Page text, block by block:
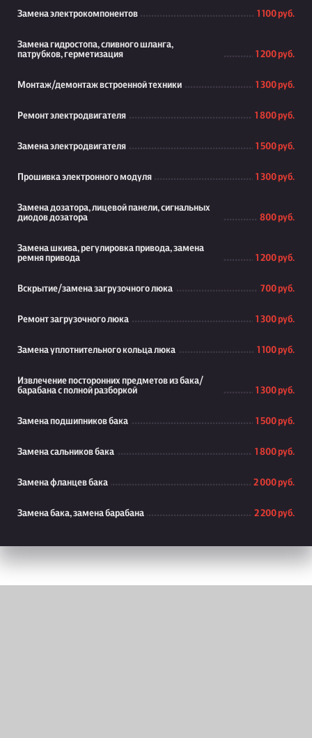
Замена электрокомпонентов 1 100 руб.
Замена гидростопа, сливного шланга,
патрубков, герметизация
1 200 руб.
Монтаж/демонтаж встроенной техники 1 300 руб.
Ремонт электродвигателя 1 800 руб.
Замена электродвигателя 1 500 руб.
Прошивка электронного модуля 1 300 руб.
Замена дозатора, лицевой панели, сигнальных
диодов дозатора
800 руб.
Замена шкива, регулировка привода, замена
ремня привода
1 200 руб.
Вскрытие/замена загрузочного люка 700 руб.
Ремонт загрузочного люка 1 300 руб.
Замена уплотнительного кольца люка 1 100 руб.
Извлечение посторонних предметов из бака/
барабана с полной разборкой
1 300 руб.
Замена подшипников бака 1 500 руб.
Замена сальников бака 1 800 руб.
Замена фланцев бака 2 000 руб.
Замена бака, замена барабана 2 200 руб.